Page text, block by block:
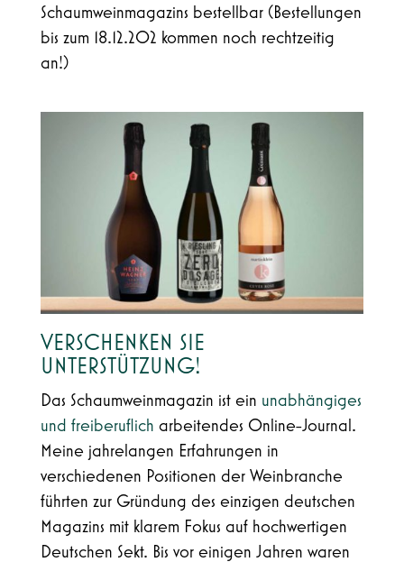
Schaumweinmagazins bestellbar (Bestellungen
bis zum 18.12.202 kommen noch rechtzeitig
an!)
VERSCHENKEN SIE
UNTERSTÜTZUNG!
Das Schaumweinmagazin ist ein unabhängiges
und freiberuflich arbeitendes Online-Journal.
Meine jahrelangen Erfahrungen in
verschiedenen Positionen der Weinbranche
führten zur Gründung des einzigen deutschen
Magazins mit klarem Fokus auf hochwertigen
Deutschen Sekt. Bis vor einigen Jahren waren